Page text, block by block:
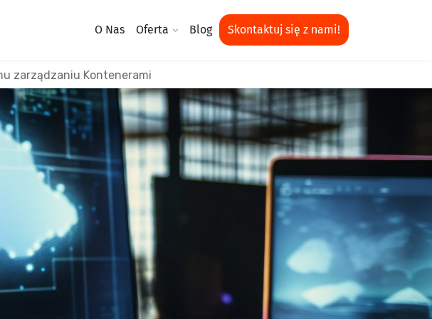
O Nas Oferta Blog Skontaktuj się z nami!
zarządzaniu Kontenerami